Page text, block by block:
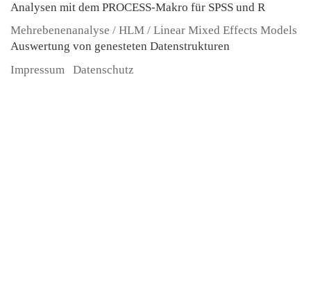
Analysen mit dem PROCESS-Makro für SPSS und R
Mehrebenenanalyse / HLM / Linear Mixed Effects Models
Auswertung von genesteten Datenstrukturen
Impressum
Datenschutz